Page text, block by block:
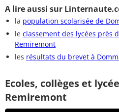
A lire aussi sur
la population scolarisée de
le classement des lycées près
Remiremont
les résultats du brevet à
Ecoles, collèges et
Remiremont